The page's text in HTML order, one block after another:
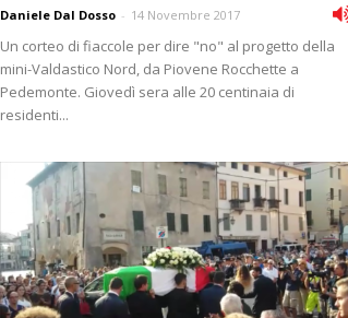
Daniele Dal Dosso - 14 Novembre 2017
Un corteo di fiaccole per dire "no" al progetto della
mini-Valdastico Nord, da Piovene Rocchette a
Pedemonte. Giovedì sera alle 20 centinaia di
residenti...